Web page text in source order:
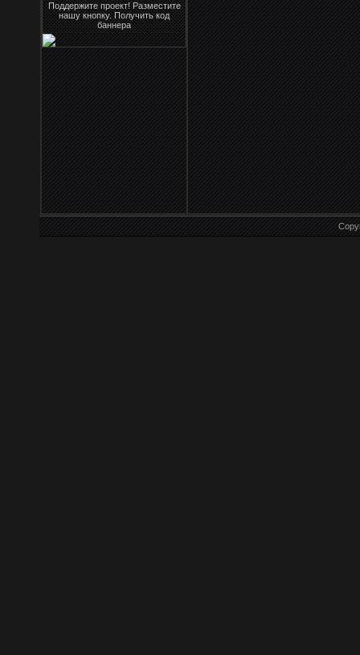
Поддержите проект! Разместите
нашу кнопку. Получить код
баннера